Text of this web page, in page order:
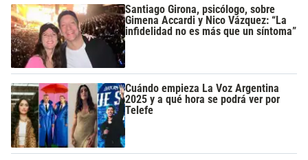
Santiago Girona, psicólogo, sobre
Gimena Accardi y Nico Vázquez: “La
infidelidad no es más que un síntoma”
Cuándo empieza La Voz Argentina
2025 y a qué hora se podrá ver por
Telefe